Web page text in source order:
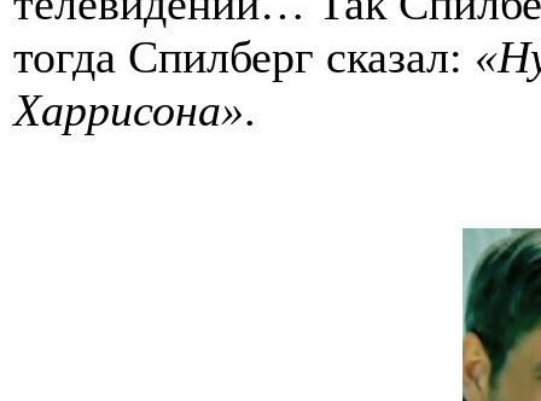
тогда Спилберг сказал:
Харрисона».